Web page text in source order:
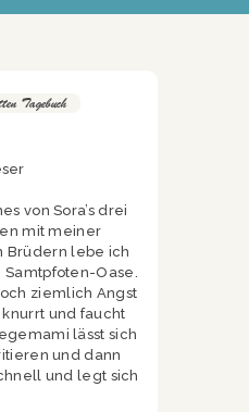
Tagebuch
von Sora’s drei
mit meiner
Brüdern lebe ich
Oase.
ziemlich Angst
und faucht
lässt sich
und dann
und legt sich